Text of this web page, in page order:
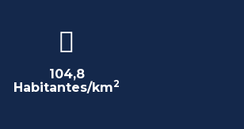
104,8
Habitantes/km2